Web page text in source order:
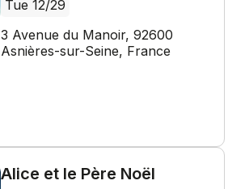
Tue 12/29
3 Avenue du Manoir, 92600
Asnières-sur-Seine, France
Alice et le Père Noël